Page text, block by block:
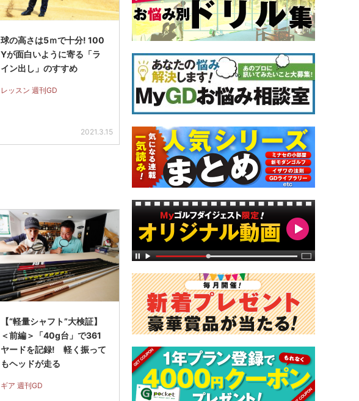
球の高さは5ｍで十分! 100
Yが面白いように寄る「ラ
イン出し」のすすめ
レッスン 週刊GD
2021.3.15
【“軽量シャフト”大検証】
＜前編＞「40g台」で361
ヤードを記録! 軽く振って
もヘッドが走る
ギア 週刊GD